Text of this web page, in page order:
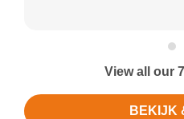
View all our
BEKIJK